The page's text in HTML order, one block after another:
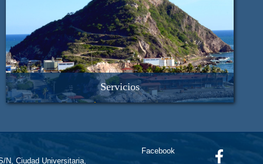
Servicios
Análisis de nutrientes
Fechado de sedimentos
Microscopía Electrónica de Barrido
N, Ciudad Universitaria,
Facebook